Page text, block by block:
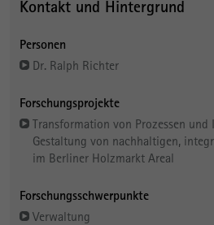
Kontakt und Hintergrund
Personen
Dr. Ralph Richter
Forschungsprojekte
Transformation von Prozessen
Gestaltung von nachhaltigen,
im Berliner Holzmarkt Areal
Forschungsschwerpunkte
Verwaltung